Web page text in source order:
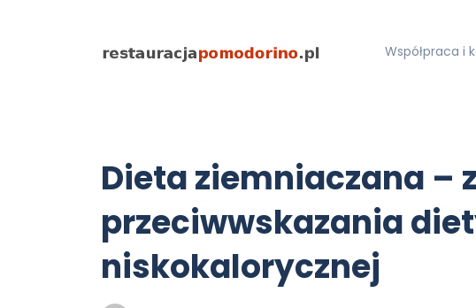
Współpraca i
Dieta ziemniaczana –
przeciwwskazania
niskokalorycznej